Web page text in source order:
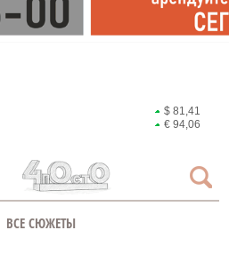
$ 81,41
€ 94,06
ВСЕ СЮЖЕТЫ